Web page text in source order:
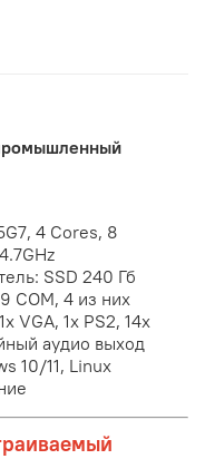
4 Cores, 8
SSD 240 Гб
COM, 4 из них
VGA, 1x PS2, 14x
аудио выход
10/11, Linux